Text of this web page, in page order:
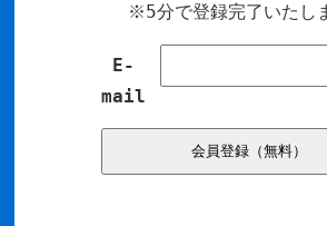
※5分で登録完了いたし
E-
mail